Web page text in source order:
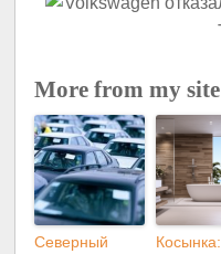
More from my site
Северный
Косынка: